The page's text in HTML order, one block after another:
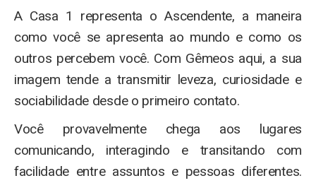
A Casa 1 representa o Ascendente, a maneira
como você se apresenta ao mundo e como os
outros percebem você. Com Gêmeos aqui, a sua
imagem tende a transmitir leveza, curiosidade e
sociabilidade desde o primeiro contato.
Você provavelmente chega aos lugares
comunicando, interagindo e transitando com
facilidade entre assuntos e pessoas diferentes.